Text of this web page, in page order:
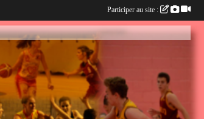
Participer au site :